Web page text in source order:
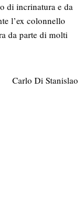
di incrinatura e da
l’ex colonnello
da parte di molti
Carlo Di Stanislao